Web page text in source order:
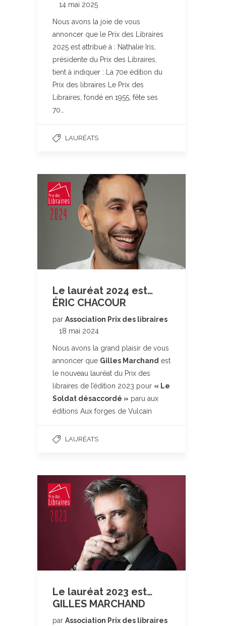
14 mai 2025
Nous avons la joie de vous
annoncer que le Prix des Libraires
2025 est attribué à : Nathalie Iris,
présidente du Prix des Libraires,
tient à indiquer : La 70e édition du
Prix des libraires Le Prix des
Libraires, fondé en 1955, fête ses
70…
LAURÉATS
Le lauréat 2024 est…
ÉRIC CHACOUR
par Association Prix des libraires
18 mai 2024
Nous avons la grand plaisir de vous
annoncer que Gilles Marchand est
le nouveau lauréat du Prix des
libraires de l’édition 2023 pour « Le
Soldat désaccordé » paru aux
éditions Aux forges de Vulcain
LAURÉATS
Le lauréat 2023 est…
GILLES MARCHAND
par Association Prix des libraires